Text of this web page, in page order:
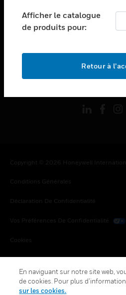
toggle view
NOUS CONTACTER
MENTIONS LÉGALES
Copyright © 2026 Honeywell
Conditions Générales
Déclaration De Confidentialité
Vos Préférences De Confidentialité
Cookies
Désabonnement Global
Afficher le catalogue
de produits pour:
Retour à
En naviguant sur notre site web,
de cookies. Pour plus
sur les cookies.